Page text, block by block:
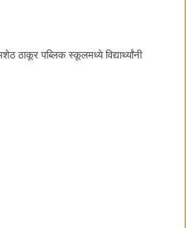
ठाकूर पब्लिक स्कूलमध्ये विद्यार्थ्यांनी